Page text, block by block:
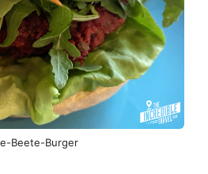
Beete-Burger